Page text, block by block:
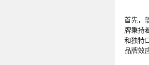
首先，
牌秉持
和独特
品牌效